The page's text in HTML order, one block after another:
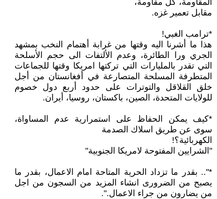
المقاومة، كل مقاومة،
مقابل تعمير غزه.
*ترامب الغبي!
هذا ما أشرنا اليه وقتها من غرابة أهتمام النخب بمشهد
الجري ورا الطائرة، وعدم الألتفات الى حجم الأسلحة
التي تقدر بالمليارات التي تركتها امريكا وقتها للجماعات
المتطرفة المسلحة المتصارعة في أفغانستان من أجل
خلق القلاقل والتوترات على حدود أربع دول خصوم
للولايات المتحدة، الصين، باكستان، روسيا، أيران.
*كيف يمكن الحفاظ على استمرارية عدم المساواة،
سوى عن طريق اسلاك الصدمة
الكهربائية؟!
"الشرايين المفتوحة لامريكا الجنوبية"
*".. بقدر ما تزداد الحرية المتاحة امام الاعمال، بقدر ما
يصبح من الضرورى انشاء المزيد من السجون من اجل
من يضارون من جراء الاعمال.".